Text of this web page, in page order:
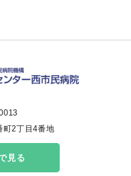
町2丁目4番地
見る